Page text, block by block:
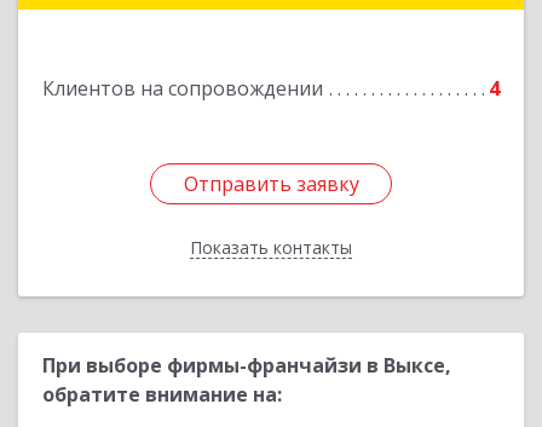
Клиентов на сопровождении 4
Отправить заявку
Показать контакты
Отправить заявку
Назад
При выборе фирмы-франчайзи в Выксе,
обратите внимание на: